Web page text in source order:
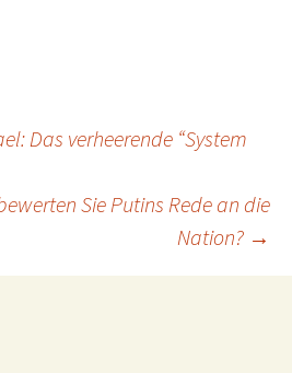
Das verheerende “System
Sie Putins Rede an die
Nation? →